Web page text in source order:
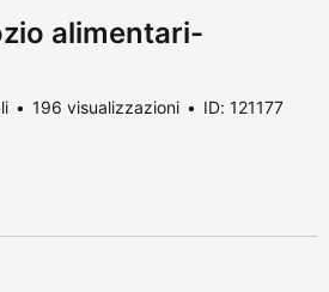
alimentari-
196 visualizzazioni ID: 121177